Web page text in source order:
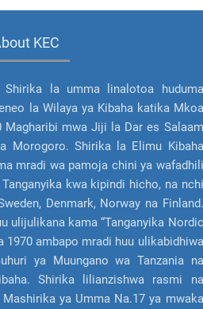
KEC
la umma linalotoa huduma
la Wilaya ya Kibaha katika Mkoa
mwa Jiji la Dar es Salaam
Morogoro. Shirika la Elimu Kibaha
mradi wa pamoja chini ya wafadhili
kwa kipindi hicho, na nchi
Denmark, Norway na Finland.
ulijulikana kama “Tanganyika Nordic
1970 ambapo mradi huu ulikabidhiwa
ya Muungano wa Tanzania na
Shirika lilianzishwa rasmi na
ya Umma Na.17 ya mwaka